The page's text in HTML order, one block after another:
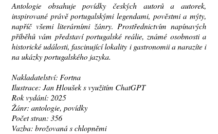
Antologie obsahuje povídky českých autorů a autorek,
inspirované právě portugalskými legendami, pověstmi a mýty,
napříč všemi literárními žánry. Prostřednictvím napínavých
příběhů vám představí portugalské reálie, známé osobnosti a
historické události, fascinující lokality i gastronomii a narazíte i
na ukázky portugalského jazyka.
Nakladatelství: Fortna
Ilustrace: Jan Hloušek s využitím ChatGPT
Rok vydání: 2025
Žánr: antologie, povídky
Počet stran: 356
Vazba: brožovaná s chlopněmi